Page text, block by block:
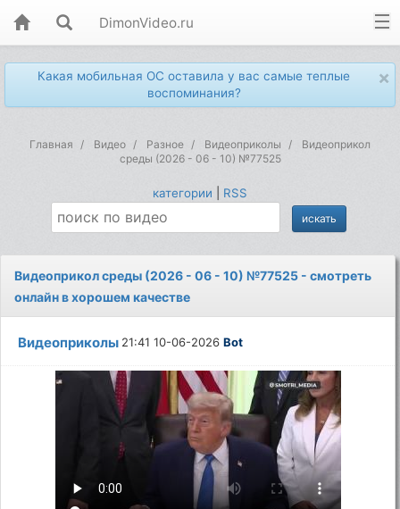
DimonVideo.ru
×
Какая мобильная ОС оставила у вас самые теплые
воспоминания?
Главная Видео Разное Видеоприколы
Видеоприкол
среды (2026 - 06 - 10) №77525
категории RSS
Видеоприкол среды (2026 - 06 - 10) №77525 - смотреть
онлайн в хорошем качестве
Видеоприколы 21:41 10-06-2026Bot